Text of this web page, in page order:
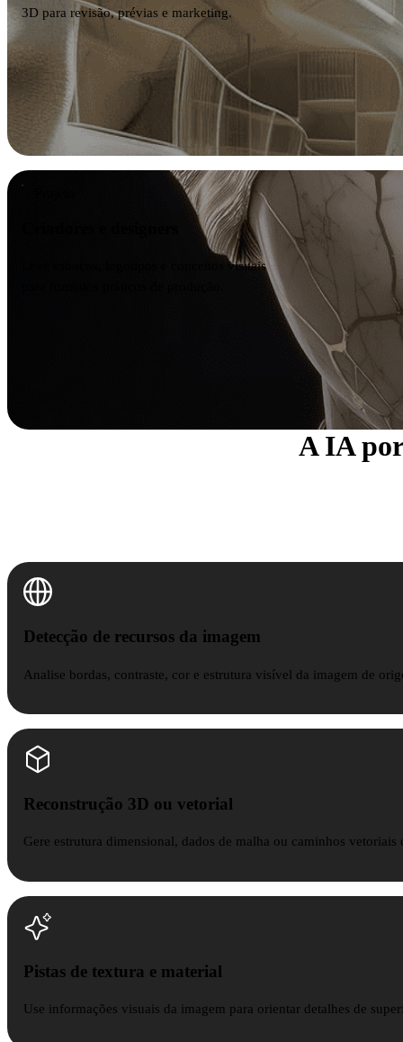
3D para revisão, prévias e marketing.
Leve esboços, logotipos e conceitos visuais
A IA
Detecção de recursos da imagem
Analise bordas, contraste, cor e estrutura visível da imagem de
Reconstrução 3D ou vetorial
Gere estrutura dimensional, dados de malha ou caminhos
Pistas de textura e material
Use informações visuais da imagem para orientar detalhes de